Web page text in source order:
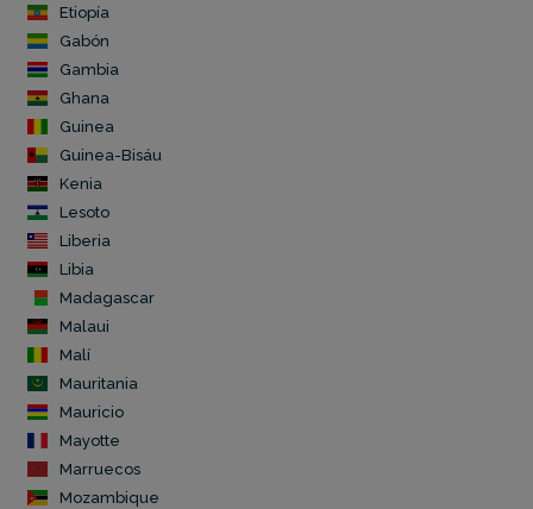
Etiopía
Gabón
Gambia
Ghana
Guinea
Guinea-Bisáu
Kenia
Lesoto
Liberia
Libia
Madagascar
Malaui
Malí
Mauritania
Mauricio
Mayotte
Marruecos
Mozambique